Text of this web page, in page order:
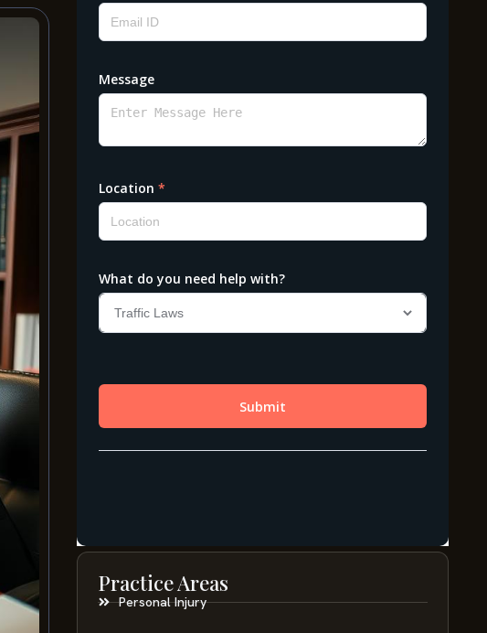
Practice Areas
Personal Injury